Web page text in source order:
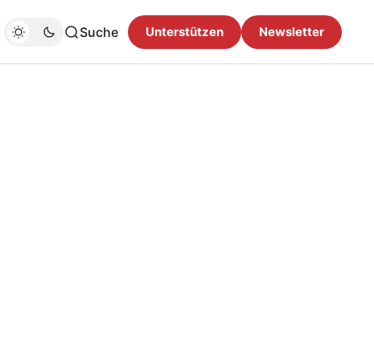
Suche Unterstützen Newsletter